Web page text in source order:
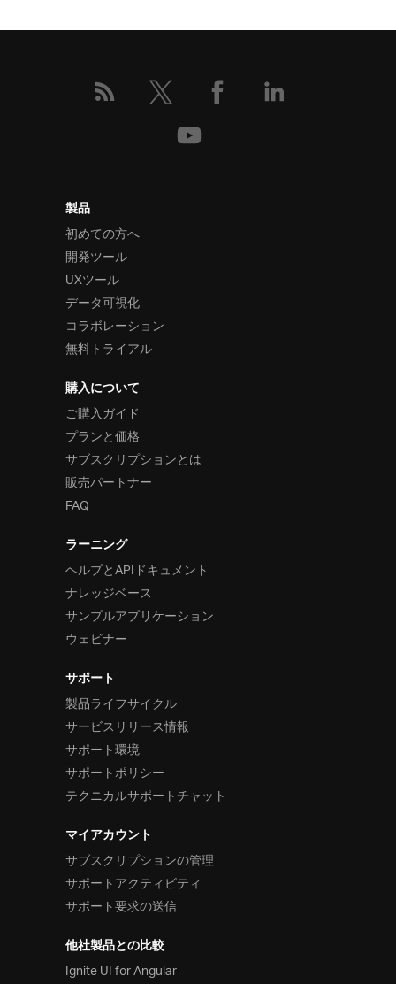
製品
初めての方へ
開発ツール
UXツール
データ可視化
コラボレーション
無料トライアル
購入について
ご購入ガイド
プランと価格
サブスクリプションとは
販売パートナー
FAQ
ラーニング
ヘルプとAPIドキュメント
ナレッジベース
サンプルアプリケーション
ウェビナー
サポート
製品ライフサイクル
サービスリリース情報
サポート環境
サポートポリシー
テクニカルサポートチャット
マイアカウント
サブスクリプションの管理
サポートアクティビティ
サポート要求の送信
他社製品との比較
Ignite UI for Angular